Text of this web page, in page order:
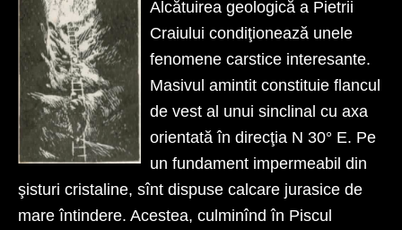
Alcătuirea geologică a Pietrii
Craiului condiţionează unele
fenomene carstice intere­sante.
Masivul amintit constituie flancul
de vest al unui sinclinal cu axa
orientată în direcţia N 30° E. Pe
un fundament impermeabil din
şisturi cristaline, sînt dispuse calcare jurasice de
mare întindere. Acestea, culminînd în Piscul